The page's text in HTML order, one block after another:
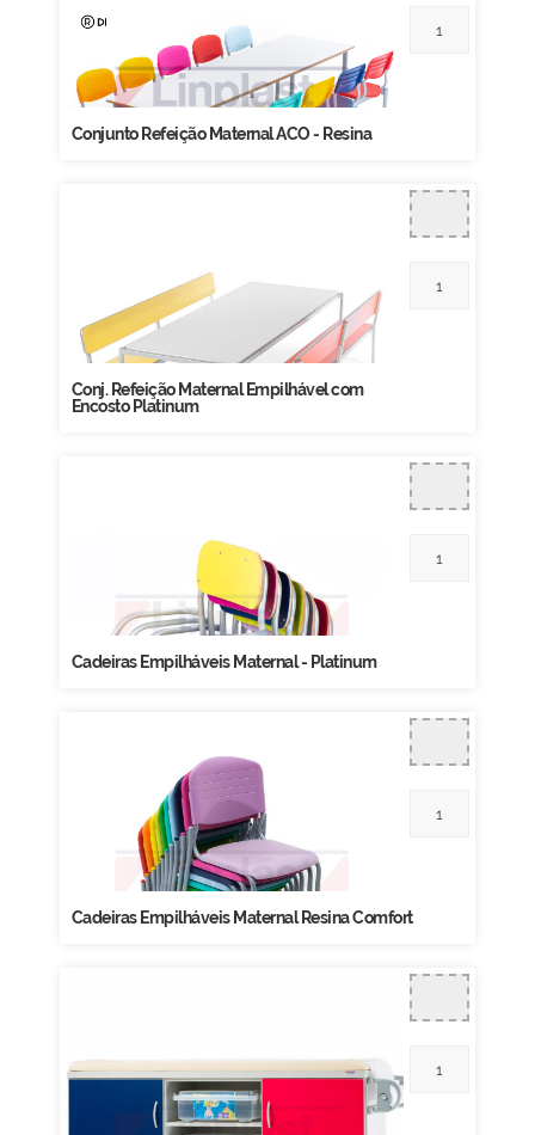
Conjunto Refeição Maternal ACO - Resina
Conj. Refeição Maternal Empilhável com
Encosto Platinum
Cadeiras Empilháveis Maternal - Platinum
Cadeiras Empilháveis Maternal Resina Comfort